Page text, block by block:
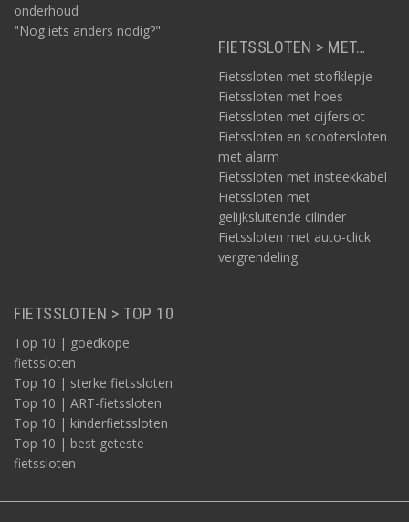
onderhoud
"Nog iets anders nodig?"
FIETSSLOTEN > MET…
Fietssloten met stofklepje
Fietssloten met hoes
Fietssloten met cijferslot
Fietssloten en scootersloten
met alarm
Fietssloten met insteekkabel
Fietssloten met
gelijksluitende cilinder
Fietssloten met auto-click
vergrendeling
FIETSSLOTEN > TOP 10
Top 10 | goedkope
fietssloten
Top 10 | sterke fietssloten
Top 10 | ART-fietssloten
Top 10 | kinderfietssloten
Top 10 | best geteste
fietssloten